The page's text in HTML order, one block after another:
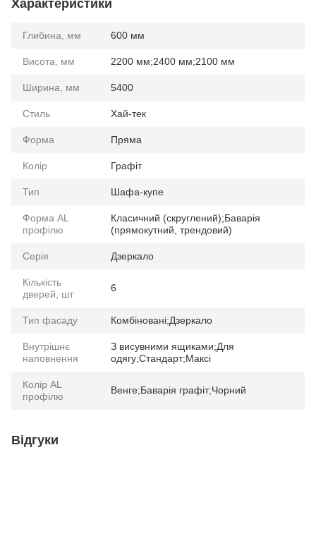
Характеристики
Глибина, мм 600 мм
Висота, мм 2200 мм;2400 мм;2100 мм
Ширина, мм 5400
Стиль Хай-тек
Форма Пряма
Колір Графіт
Тип Шафа-купе
Форма AL
профілю
Класичний (скруглений);Баварія
(прямокутний, трендовий)
Серія Дзеркало
Кількість
дверей, шт
6
Тип фасаду Комбіновані;Дзеркало
Внутрішнє
наповнення
З висувними ящиками;Для
одягу;Стандарт;Максі
Колір AL
профілю
Венге;Баварія графіт;Чорний
Відгуки